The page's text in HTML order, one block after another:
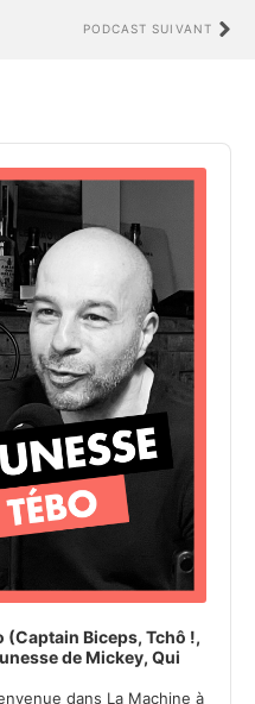
PODCAST SUIVANT
(Captain Biceps, Tchô !,
de Mickey, Qui
dans La Machine à